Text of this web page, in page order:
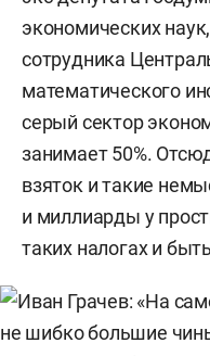
экономических
сотрудника
математического
серый сектор
занимает 50%.
взяток и такие
и миллиарды у
таких налогах и